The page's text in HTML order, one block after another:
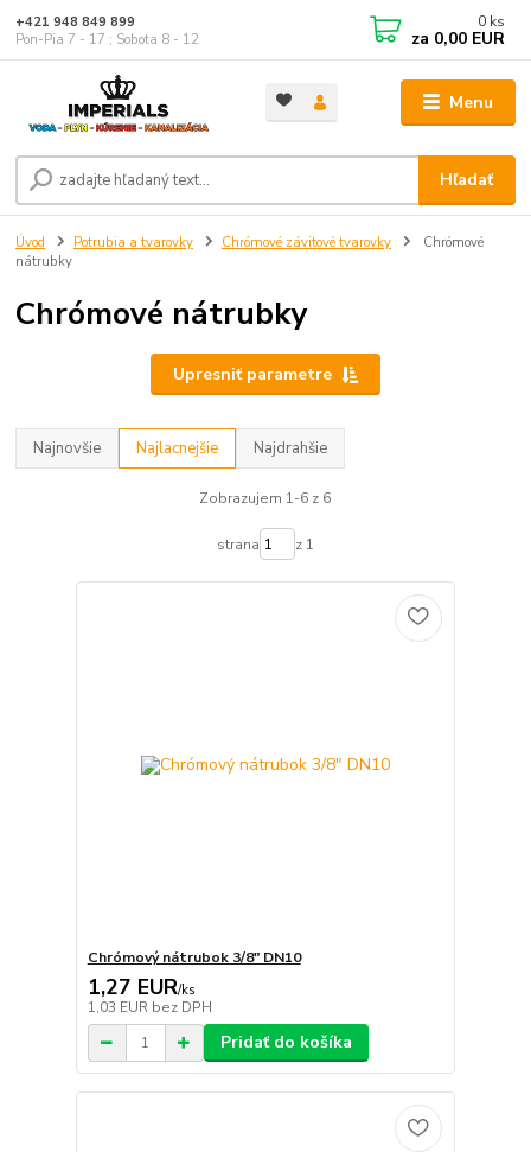
Menu
Hľadať
+421 948 849 899
Pon-Pia 7 - 17 ; Sobota 8 - 12
0 ks
za 0,00 EUR
Úvod Potrubia a tvarovky Chrómové závitové tvarovky
Chrómové
nátrubky
Chrómové nátrubky
Upresniť parametre
Najnovšie Najlacnejšie Najdrahšie
Zobrazujem 1-6 z 6
strana z 1
Chrómový nátrubok 3/8" DN10
1,27 EUR/ks
1,03 EUR bez DPH
Pridať do košíka